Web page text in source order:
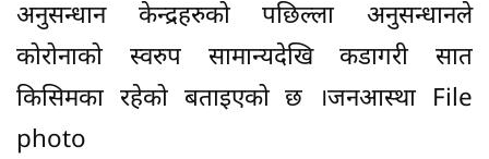
अनुसन्धान केन्द्रहरुको पछिल्ला अनुसन्धानले
कोरोनाको स्वरुप सामान्यदेखि कडागरी सात
किसिमका रहेको बताइएको छ ।जनआस्था File
photo